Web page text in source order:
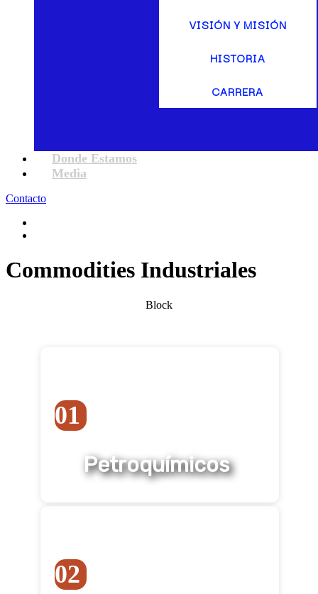
VISIÓN Y MISIÓN
HISTORIA
CARRERA
Donde Estamos
Media
Contacto
Commodities Industriales
Block
01
Petroquímicos
02